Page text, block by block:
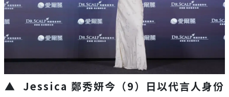
▲ Jessica 鄭秀妍今（9）日以代言人身份